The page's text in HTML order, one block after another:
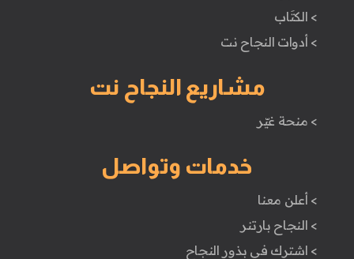
> الكتَاب
> أدوات النجاح نت
مشاريع النجاح نت
> منحة غيّر
خدمات وتواصل
> أعلن معنا
> النجاح بارتنر
> اشترك في بذور النجاح